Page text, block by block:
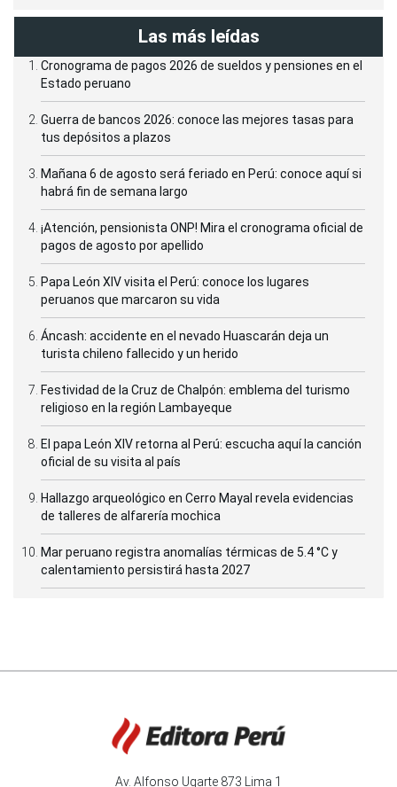
Las más leídas
Cronograma de pagos 2026 de sueldos y pensiones en el
Estado peruano
Guerra de bancos 2026: conoce las mejores tasas para
tus depósitos a plazos
Mañana 6 de agosto será feriado en Perú: conoce aquí si
habrá fin de semana largo
¡Atención, pensionista ONP! Mira el cronograma oficial de
pagos de agosto por apellido
Papa León XIV visita el Perú: conoce los lugares
peruanos que marcaron su vida
Áncash: accidente en el nevado Huascarán deja un
turista chileno fallecido y un herido
Festividad de la Cruz de Chalpón: emblema del turismo
religioso en la región Lambayeque
El papa León XIV retorna al Perú: escucha aquí la canción
oficial de su visita al país
Hallazgo arqueológico en Cerro Mayal revela evidencias
de talleres de alfarería mochica
Mar peruano registra anomalías térmicas de 5.4 °C y
calentamiento persistirá hasta 2027
Av. Alfonso Ugarte 873 Lima 1